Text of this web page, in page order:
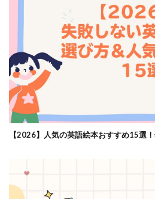
【2026】人気の英語絵本おすすめ15選